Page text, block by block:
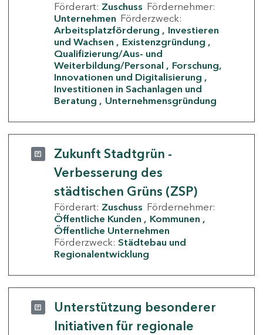
Förderart: Zuschuss Fördernehmer:
Unternehmen Förderzweck:
Arbeitsplatzförderung
Investieren
und Wachsen
Existenzgründung
Qualifizierung/Aus- und
Weiterbildung/Personal
Forschung,
Innovationen und Digitalisierung
Investitionen in Sachanlagen und
Beratung
Unternehmensgründung
Zukunft Stadtgrün -
Verbesserung des
städtischen Grüns (ZSP)
Förderart: Zuschuss Fördernehmer:
Öffentliche Kunden
Kommunen
Öffentliche Unternehmen
Förderzweck: Städtebau und
Regionalentwicklung
Unterstützung besonderer
Initiativen für regionale